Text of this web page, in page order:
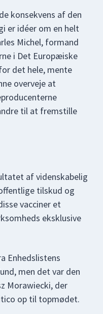
konsekvens af den
er idéer om en helt
Michel, formand
i Det Europæiske
det hele, mente
overveje at
til at fremstille
af videnskabelig
tilskud og
vacciner et
eksklusive
Enhedslistens
men det var den
Morawiecki, der
op til topmødet.